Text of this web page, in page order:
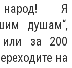
народ! Я
душам“,
за 200
на